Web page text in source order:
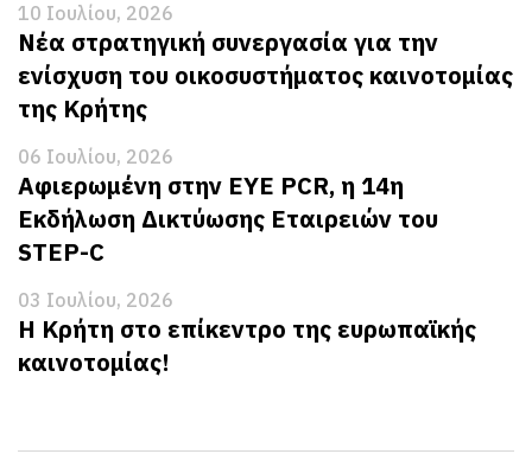
10 Ιουλίου, 2026
Νέα στρατηγική συνεργασία για την
ενίσχυση του οικοσυστήματος καινοτομίας
της Κρήτης
06 Ιουλίου, 2026
Αφιερωμένη στην EYE PCR, η 14η
Εκδήλωση Δικτύωσης Εταιρειών του
STEP-C
03 Ιουλίου, 2026
Η Κρήτη στο επίκεντρο της ευρωπαϊκής
καινοτομίας!